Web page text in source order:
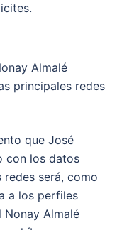
Almalé
principales redes
que José
con los datos
será, como
a los perfiles
Almalé